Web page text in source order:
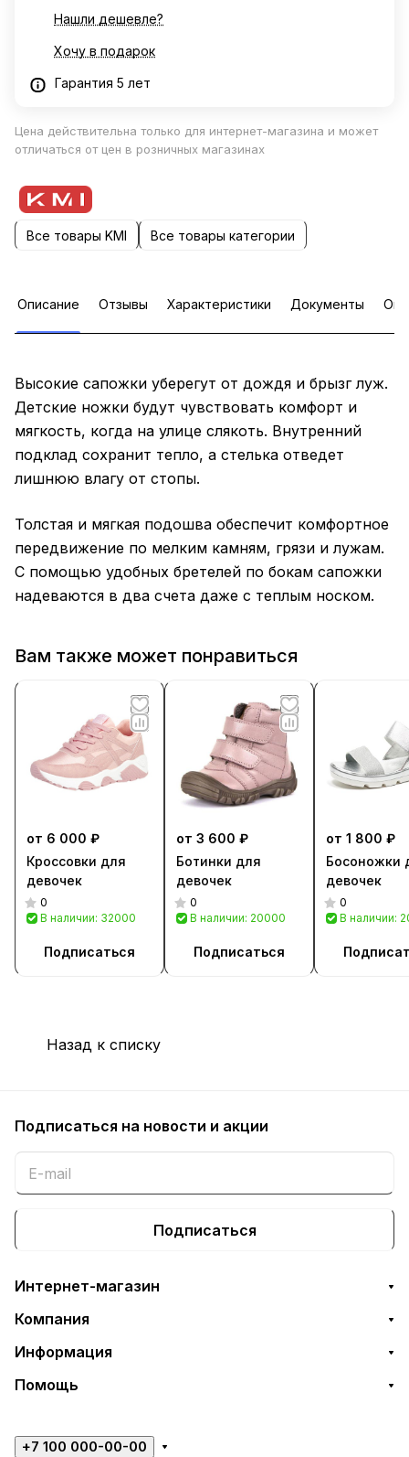
Нашли дешевле?
Хочу в подарок
Гарантия 5 лет
Цена действительна только для интернет-магазина и может
отличаться от цен в розничных магазинах
Все товары KMI Все товары категории
Описание Отзывы Характеристики Документы
Высокие сапожки уберегут от дождя и брызг луж.
Детские ножки будут чувствовать комфорт и
мягкость, когда на улице слякоть. Внутренний
подклад сохранит тепло, а стелька отведет
лишнюю влагу от стопы.
Толстая и мягкая подошва обеспечит комфортное
передвижение по мелким камням, грязи и лужам.
С помощью удобных бретелей по бокам сапожки
надеваются в два счета даже с теплым носком.
Вам также может понравиться
от 6 000 ₽
Кроссовки для
девочек
0
В наличии: 32000
Подписаться
от 3 600 ₽
Ботинки для
девочек
0
В наличии: 20000
Подписаться
от 1 800 ₽
Босоножки
девочек
0
В наличии:
Назад к списку
Подписаться на новости и акции
Подписаться
Интернет-магазин
Компания
Информация
Помощь
+7 100 000-00-00